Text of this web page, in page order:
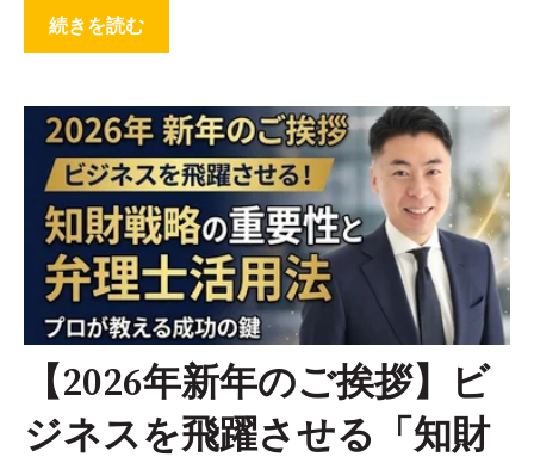
続きを読む
【2026年新年のご挨拶】ビ
ジネスを飛躍させる「知財